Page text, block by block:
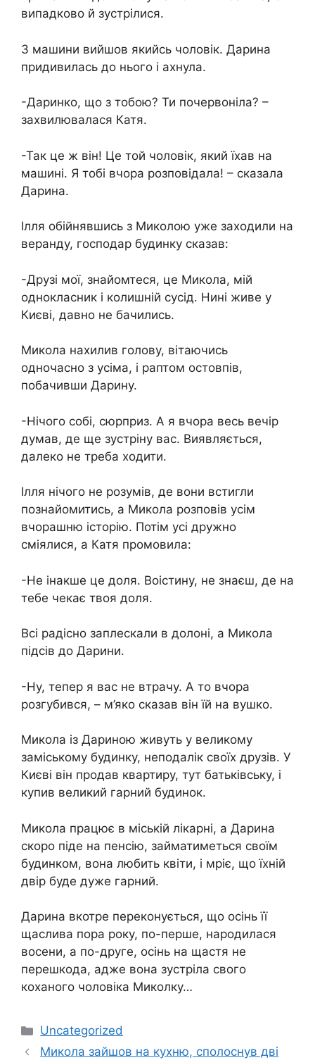
випадково й зустрілися.
З машини вийшов якийсь чоловік. Дарина
придивилась до нього і ахнула.
-Даринко, що з тобою? Ти почервоніла? –
захвилювалася Катя.
-Так це ж він! Це той чоловік, який їхав на
машині. Я тобі вчора розповідала! – сказала
Дарина.
Ілля обійнявшись з Миколою уже заходили на
веранду, господар будинку сказав:
-Друзі мої, знайомтеся, це Микола, мій
однокласник і колишній сусід. Нині живе у
Києві, давно не бачились.
Микола нахилив голову, вітаючись
одночасно з усіма, і раптом остовпів,
побачивши Дарину.
-Нічого собі, сюрприз. А я вчора весь вечір
думав, де ще зустріну вас. Виявляється,
далеко не треба ходити.
Ілля нічого не розумів, де вони встигли
познайомитись, а Микола розповів усім
вчорашню історію. Потім усі дружно
сміялися, а Катя промовила:
-Не інакше це доля. Воістину, не знаєш, де на
тебе чекає твоя доля.
Всі радісно заплескали в долоні, а Микола
підсів до Дарини.
-Ну, тепер я вас не втрачу. А то вчора
розгубився, – м’яко сказав він їй на вушко.
Микола із Дариною живуть у великому
заміському будинку, неподалік своїх друзів. У
Києві він продав квартиру, тут батьківську, і
купив великий гарний будинок.
Микола працює в міській лікарні, а Дарина
скоро піде на пенсію, займатиметься своїм
будинком, вона любить квіти, і мріє, що їхній
двір буде дуже гарний.
Дарина вкотре переконується, що осінь її
щаслива пора року, по-перше, народилася
восени, а по-друге, осінь на щастя не
перешкода, адже вона зустріла свого
коханого чоловіка Миколку…
Категорії
Uncategorized
Микола зайшов на кухню, сполоснув дві